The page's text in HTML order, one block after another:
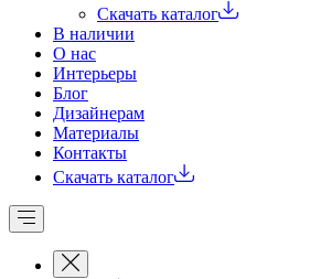
Скачать каталог
В наличии
О нас
Интерьеры
Блог
Дизайнерам
Материалы
Контакты
Скачать каталог